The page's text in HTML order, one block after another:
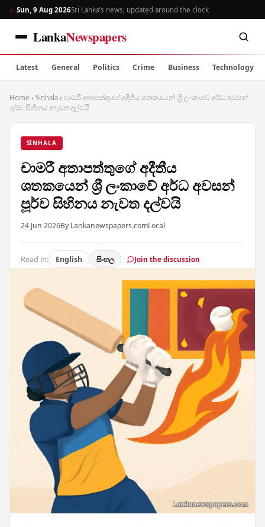
Sun, 9 Aug 2026Sri Lanka’s news, updated around the clock
LankaNewspapers
Latest General Politics Crime Business Technology
Home › Sinhala › චාමරී අතාපත්තුගේ අදීතීය ශතකයෙන් ශ්‍රී ලංකාවේ අර්ධ අවසන්
පූර්ව සිහිනය නැවත දල්වයි
SINHALA
චාමරී අතාපත්තුගේ අදීතීය
ශතකයෙන් ශ්‍රී ලංකාවේ අර්ධ අවසන්
පූර්ව සිහිනය නැවත දල්වයි
24 Jun 2026By Lankanewspapers.comLocal
Read in: English සිංහල Join the discussion